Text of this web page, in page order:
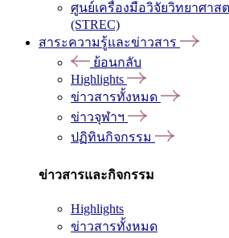
ศูนย์เครื่องมือวิจัยวิทยาศาส
(STREC)
สาระความรู้และข่าวสาร
ย้อนกลับ
Highlights
ข่าวสารทั้งหมด
ข่าวจุฬาฯ
ปฏิทินกิจกรรม
ข่าวสารและกิจกรรม
Highlights
ข่าวสารทั้งหมด